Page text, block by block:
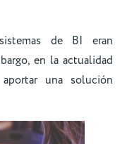
de BI eran
en la actualidad
una solución